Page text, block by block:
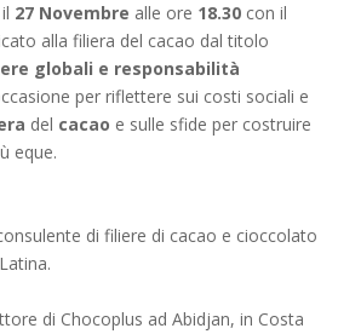
27 Novembre alle ore 18.30 con il
alla filiera del cacao dal titolo
globali e responsabilità
per riflettere sui costi sociali e
del cacao e sulle sfide per costruire
eque.
di filiere di cacao e cioccolato
di Chocoplus ad Abidjan, in Costa